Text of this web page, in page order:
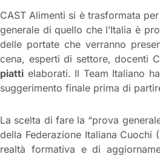
CAST Alimenti si è trasformata
generale di quello che l’Italia è
delle portate che verranno
cena, esperti di settore, docenti
piatti elaborati. Il Team Italiano
suggerimento finale prima di
La scelta di fare la “prova
della Federazione Italiana Cuochi
realtà formativa e di